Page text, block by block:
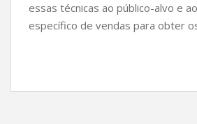
essas técnicas ao público-alvo e
específico de vendas para obter